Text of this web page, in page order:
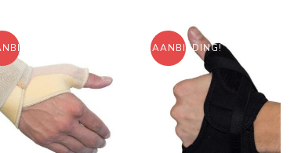
AANBIEDING!